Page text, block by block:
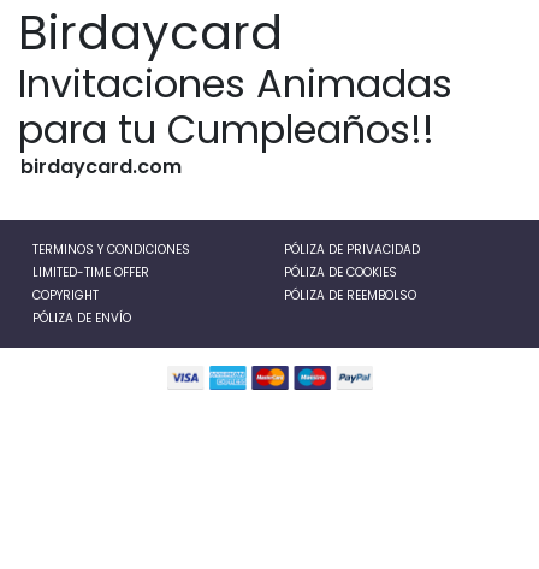
Birdaycard
Invitaciones Animadas
para tu Cumpleaños!!
birdaycard.com
TERMINOS Y CONDICIONES
PÓLIZA DE PRIVACIDAD
LIMITED-TIME OFFER
PÓLIZA DE COOKIES
COPYRIGHT
PÓLIZA DE REEMBOLSO
PÓLIZA DE ENVÍO